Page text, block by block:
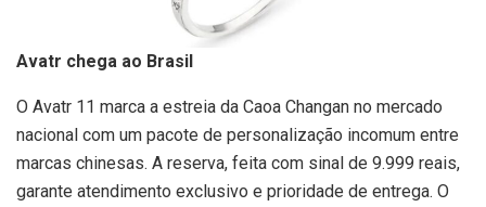
Avatr chega ao Brasil
O Avatr 11 marca a estreia da Caoa Changan no mercado
nacional com um pacote de personalização incomum entre
marcas chinesas. A reserva, feita com sinal de 9.999 reais,
garante atendimento exclusivo e prioridade de entrega. O